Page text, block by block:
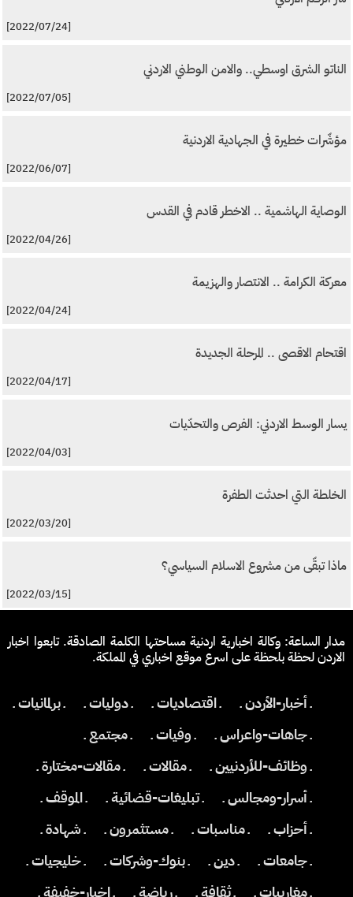
[2022/07/24]
الناتو الشرق اوسطي.. والامن الوطني الاردني
[2022/07/05]
مؤشّرات خطيرة في الجهادية الاردنية
[2022/06/07]
الوصاية الهاشمية .. الاخطر قادم في القدس
[2022/04/26]
معركة الكرامة .. الانتصار والهزيمة
[2022/04/24]
اقتحام الاقصى .. المرحلة الجديدة
[2022/04/17]
يسار الوسط الاردني: الفرص والتحدّيات
[2022/04/03]
الخلطة التي احدثت الطفرة
[2022/03/20]
ماذا تبقّى من مشروع الاسلام السياسي؟
[2022/03/15]
مدار الساعة: وكالة اخبارية اردنية مساحتها الكلمة الصادقة. تابعوا اخبار
الاردن لحظة بلحظة على اسرع موقع اخباري في المملكة.
ـ أخبار-الأردن ـ ـ اقتصاديات ـ ـ دوليات ـ
ـ برلمانيات ـ
ـ جاهات-واعراس ـ
ـ وفيات ـ
ـ مجتمع ـ
ـ وظائف-للأردنيين ـ
ـ مقالات ـ
ـ مقالات-مختارة ـ
ـ أسرار-ومجالس ـ
ـ تبليغات-قضائية ـ
ـ الموقف ـ
ـ أحزاب ـ
ـ مناسبات ـ ـ مستثمرون ـ
ـ شهادة ـ
ـ جامعات ـ
ـ دين ـ ـ بنوك-وشركات ـ
ـ خليجيات ـ
ـ مغاربيات ـ
ـ ثقافة ـ ـ رياضة ـ ـ اخبار-خفيفة ـ